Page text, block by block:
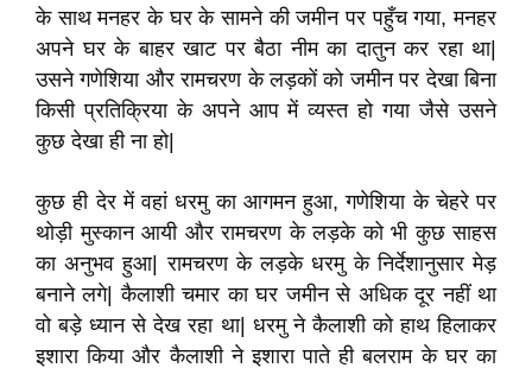
के साथ मनहर के घर के सामने की जमीन पर पहुँच गया,मनहर
अपने घर के बाहर खाट पर बैठा नीम का दातुन कर रहा था|
उसने गणेशिया और रामचरण के लड़कों को जमीन पर देखा बिना
किसी प्रतिक्रिया के अपने आप में व्यस्त हो गया जैसे उसने
कुछ देखा ही ना हो|
कुछ ही देर में वहां धरमु का आगमन हुआ,गणेशिया के चेहरे पर
थोड़ी मुस्कान आयी और रामचरण के लड़के को भी कुछ साहस
का अनुभव हुआ|रामचरण के लड़के धरमु के निर्देशानुसार मेड़
बनाने लगे|कैलाशी चमार का घर जमीन से अधिक दूर नहीं था
वो बड़े ध्यान से देख रहा था| धरमु ने कैलाशी को हाथ हिलाकर
इशारा किया और कैलाशी ने इशारा पाते ही बलराम के घर का